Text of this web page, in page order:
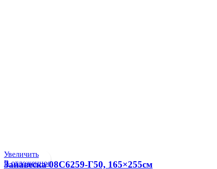
Увеличить
В отложенное
Занавеска 08С6259-Г50, 165×255см